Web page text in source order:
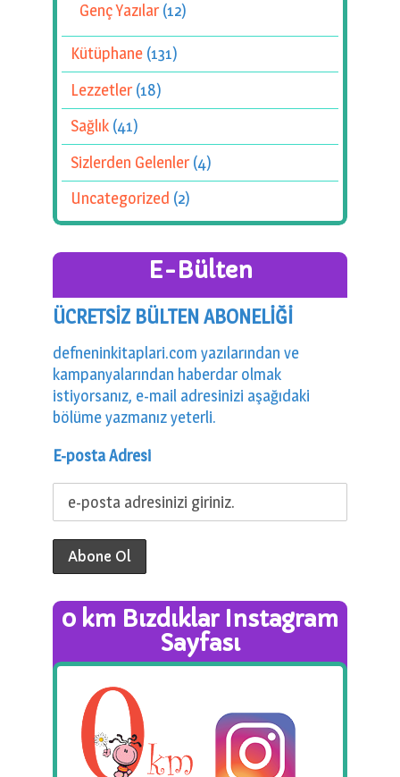
Genç Yazılar(12)
Kütüphane (131)
Lezzetler(18)
Sağlık (41)
Sizlerden Gelenler(4)
Uncategorized (2)
E-Bülten
ÜCRETSİZ BÜLTEN ABONELİĞİ
defneninkitaplari.com yazılarından ve
kampanyalarından haberdar olmak
istiyorsanız, e-mail adresinizi aşağıdaki
bölüme yazmanız yeterli.
E-posta Adresi
0 km Bızdıklar Instagram
Sayfası